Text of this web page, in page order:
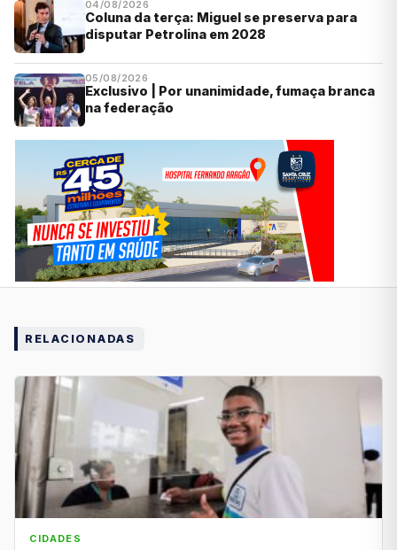
04/08/2026
Coluna da terça: Miguel se preserva para
disputar Petrolina em 2028
05/08/2026
Exclusivo | Por unanimidade, fumaça branca
na federação
RELACIONADAS
CIDADES